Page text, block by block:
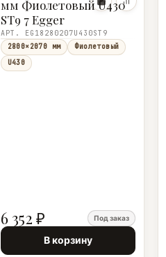
мм Фиолетовый U430
ST9 7 Egger
АРТ. EG18280207U430ST9
2800×2070 мм
Фиолетовый
U430
6 352 ₽ Под заказ
В корзину